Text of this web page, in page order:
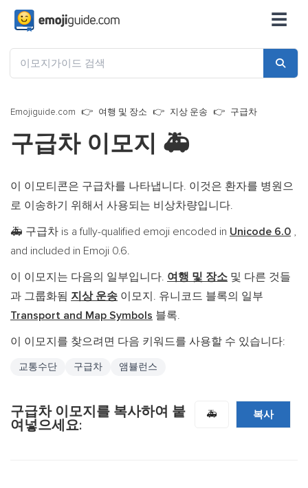
☰
Emojiguide.com 여행 및 장소 지상 운송 구급차
구급차 이모지 🚑
이 이모티콘은 구급차를 나타냅니다. 이것은 환자를 병원으
로 이송하기 위해서 사용되는 비상차량입니다.
🚑 구급차 is a fully-qualified emoji encoded in Unicode 6.0 ,
and included in Emoji 0.6.
이 이모지는 다음의 일부입니다. 여행 및 장소 및 다른 것들
과 그룹화됨 지상 운송 이모지. 유니코드 블록의 일부
Transport and Map Symbols 블록.
이 이모지를 찾으려면 다음 키워드를 사용할 수 있습니다:
교통수단 구급차 앰뷸런스
구급차 이모지를 복사하여 붙
여넣으세요:
🚑 복사